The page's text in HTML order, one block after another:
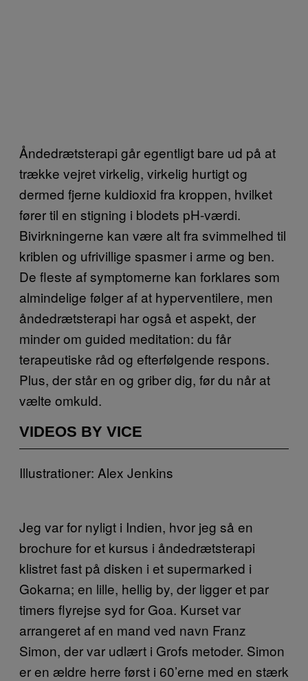
Åndedrætsterapi går egentligt bare ud på at
trække vejret virkelig, virkelig hurtigt og
dermed fjerne kuldioxid fra kroppen, hvilket
fører til en stigning i blodets pH-værdi.
Bivirkningerne kan være alt fra svimmelhed til
kriblen og ufrivillige spasmer i arme og ben.
De fleste af symptomerne kan forklares som
almindelige følger af at hyperventilere, men
åndedrætsterapi har også et aspekt, der
minder om guided meditation: du får
terapeutiske råd og efterfølgende respons.
Plus, der står en og griber dig, før du når at
vælte omkuld.
VIDEOS BY VICE
Illustrationer: Alex Jenkins
Jeg var for nyligt i Indien, hvor jeg så en
brochure for et kursus i åndedrætsterapi
klistret fast på disken i et supermarked i
Gokarna; en lille, hellig by, der ligger et par
timers flyrejse syd for Goa. Kurset var
arrangeret af en mand ved navn Franz
Simon, der var udlært i Grofs metoder. Simon
er en ældre herre først i 60’erne med en stærk